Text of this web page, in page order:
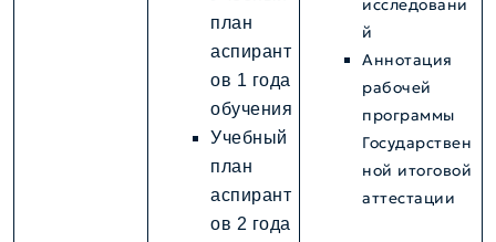
план
аспирант
ов 1 года
обучения
Учебный
план
аспирант
ов 2 года
исследовани
й
Аннотация
рабочей
программы
Государствен
ной итоговой
аттестации